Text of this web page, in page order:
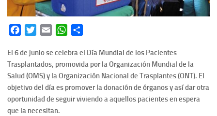
FacebookTwitterEmail WhatsApp
El 6 de junio se celebra el Día Mundial de los Pacientes
Trasplantados, promovida por la Organización Mundial de la
Salud (OMS) y la Organización Nacional de Trasplantes (ONT). El
objetivo del día es promover la donación de órganos y así dar otra
oportunidad de seguir viviendo a aquellos pacientes en espera
que la necesitan.